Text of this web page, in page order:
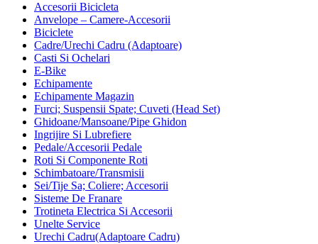
Accesorii Bicicleta
Anvelope – Camere-Accesorii
Biciclete
Cadre/Urechi Cadru (Adaptoare)
Casti Si Ochelari
E-Bike
Echipamente
Echipamente Magazin
Furci; Suspensii Spate; Cuveti (Head Set)
Ghidoane/Mansoane/Pipe Ghidon
Ingrijire Si Lubrefiere
Pedale/Accesorii Pedale
Roti Si Componente Roti
Schimbatoare/Transmisii
Sei/Tije Sa; Coliere; Accesorii
Sisteme De Franare
Trotineta Electrica Si Accesorii
Unelte Service
Urechi Cadru(Adaptoare Cadru)